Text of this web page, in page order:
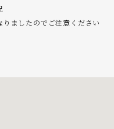
ましたのでご注意ください